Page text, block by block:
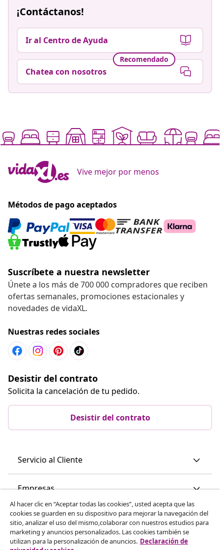
¡Contáctanos!
Ir al Centro de Ayuda
Recomendado
Chatea con nosotros
Vive mejor por menos
Métodos de pago aceptados
Suscríbete a nuestra newsletter
Únete a los más de 700 000 compradores que reciben
ofertas semanales, promociones estacionales y
novedades de vidaXL.
Nuestras redes sociales
Desistir del contrato
Solicita la cancelación de tu pedido.
Desistir del contrato
Servicio al Cliente
Empresas
vidaXL
Descubre mas
Al hacer clic en “Aceptar todas las cookies”, usted acepta que las
cookies se guarden en su dispositivo para mejorar la navegación del
sitio, analizar el uso del mismo,colaborar con nuestros estudios para
marketing y anuncios personalizados. Las cookies también se
utilizan para la personalización de anuncios. Declaración de